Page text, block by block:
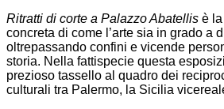
Ritratti di corte a Palazzo Abatellis è
concreta di come l’arte sia in grado a
oltrepassando confini e vicende
storia. Nella fattispecie questa
prezioso tassello al quadro dei
culturali tra Palermo, la Sicilia